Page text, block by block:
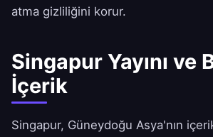
atma gizliliğini korur.
Singapur Yayını ve
İçerik
Singapur, Güneydoğu Asya'nın